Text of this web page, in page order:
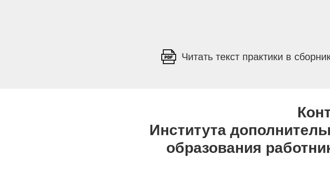
Читать текст практики в
Института
образования